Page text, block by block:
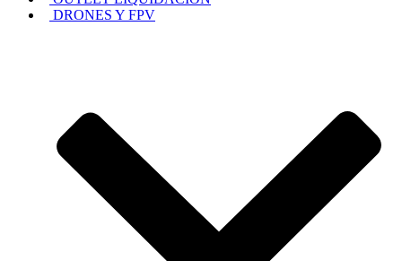
DRONES Y FPV